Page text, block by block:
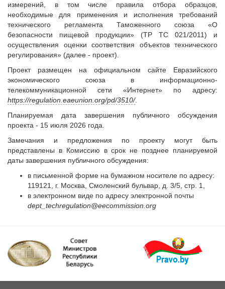
измерений, в том числе правила отбора образцов,
необходимые для применения и исполнения требований
технического регламента Таможенного союза «О
безопасности пищевой продукции» (ТР ТС 021/2011) и
осуществления оценки соответствия объектов технического
регулирования» (далее - проект).
Проект размещен на официальном сайте Евразийского
экономического союза в информационно-
телекоммуникационной сети «Интернет» по адресу:
https://regulation.eaeunion.org/pd/3510/.
Планируемая дата завершения публичного обсуждения
проекта - 15 июля 2026 года.
Замечания и предложения по проекту могут быть
представлены в Комиссию в срок не позднее планируемой
даты завершения публичного обсуждения:
в письменной форме на бумажном носителе по адресу:
119121, г. Москва, Смоленский бульвар, д. 3/5, стр. 1,
в электронном виде по адресу электронной почты
dept_techregulation@eecommission.org